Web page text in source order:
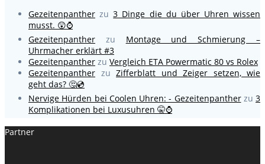
Gezeitenpanther zu3 Dinge die du über Uhren wissen
musst. 😲⌚
Gezeitenpanther zu Montage und Schmierung –
Uhrmacher erklärt #3
Gezeitenpanther zu Vergleich ETA Powermatic 80 vs Rolex
Gezeitenpanther zu Zifferblatt und Zeiger setzen, wie
geht das? 🤔💿
Nervige Hürden bei Coolen Uhren: - Gezeitenpantherzu 3
Komplikationen bei Luxusuhren 🤫⌚
Partner